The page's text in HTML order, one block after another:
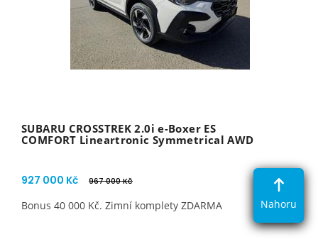
SUBARU CROSSTREK 2.0i e-Boxer ES
COMFORT Lineartronic Symmetrical AWD
927 000 Kč 967 000 Kč
Bonus 40 000 Kč. Zimní komplety ZDARMA Nahoru